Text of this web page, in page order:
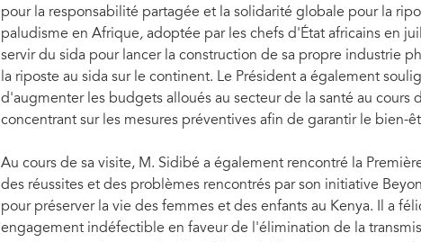
De gauche à droite : Jantine Jacobi, nouvelle Directrice de l'ONUSIDA pour le Kenya ;
Nations Unies ; Michel Sidibé, Directeur exécutif de l'ONUSIDA ; Président Uhuru
ONUSIDA ; et Charles Birungi, Responsable actuel de l'ONUSIDA au Kenya.
pour la responsabilité partagée et la solidarité globale pour la
paludisme en Afrique,adoptée par les chefs d'État africains en
servir du sida pour lancer la construction de sa propre industrie
la riposte au sida sur le continent. Le Président a également
d'augmenter les budgets alloués au secteur de la santé au cours
concentrant sur les mesures préventives afin de garantir le bien-
Au cours de sa visite, M. Sidibé a également rencontré la
des réussites et des problèmes rencontrés par son initiative
pour préserver la vie des femmes et des enfants au Kenya. Il a
engagement indéfectible en faveur de l'élimination de la